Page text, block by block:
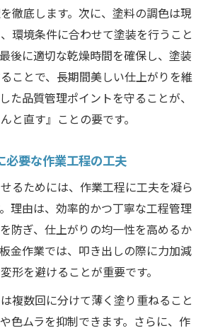
徹底します。次に、塗料の調色は現
環境条件に合わせて塗装を行うこと
後に適切な乾燥時間を確保し、塗装
ことで、長期間美しい仕上がりを維
た品質管理ポイントを守ることが、
と直す』ことの要です。
必要な作業工程の工夫
るためには、作業工程に工夫を凝ら
理由は、効率的かつ丁寧な工程管理
防ぎ、仕上がりの均一性を高めるか
金作業では、叩き出しの際に力加減
形を避けることが重要です。
複数回に分けて薄く塗り重ねること
色ムラを抑制できます。さらに、作